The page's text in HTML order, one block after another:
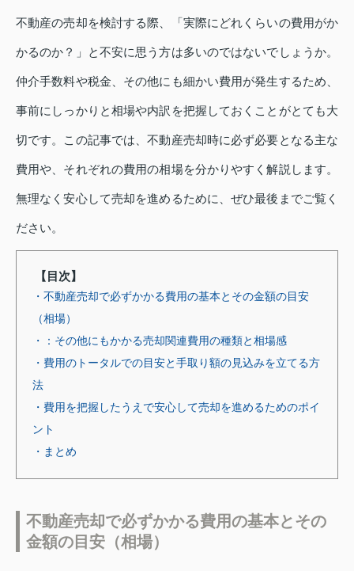
不動産の売却を検討する際、「実際にどれくらいの費用がか
かるのか？」と不安に思う方は多いのではないでしょうか。
仲介手数料や税金、その他にも細かい費用が発生するため、
事前にしっかりと相場や内訳を把握しておくことがとても大
切です。この記事では、不動産売却時に必ず必要となる主な
費用や、それぞれの費用の相場を分かりやすく解説します。
無理なく安心して売却を進めるために、ぜひ最後までご覧く
ださい。
【目次】
・不動産売却で必ずかかる費用の基本とその金額の目安
（相場）
・：その他にもかかる売却関連費用の種類と相場感
・費用のトータルでの目安と手取り額の見込みを立てる方
法
・費用を把握したうえで安心して売却を進めるためのポイ
ント
・まとめ
不動産売却で必ずかかる費用の基本とその
金額の目安（相場）